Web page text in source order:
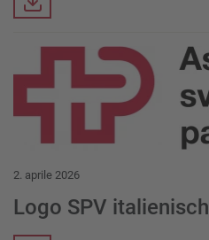
Downloads
Download Item
2. aprile 2026
Logo SPV italienisch